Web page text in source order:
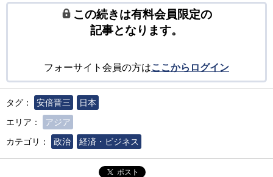
この続きは有料会員限定の
記事となります。
フォーサイト会員の方はここからログイン
タグ： 安倍晋三
日本
エリア：
アジア
カテゴリ：
政治 経済・ビジネス
ポスト